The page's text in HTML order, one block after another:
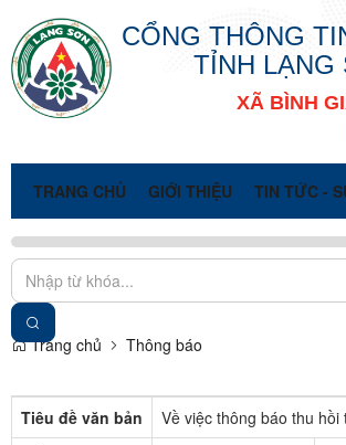
CỔNG THÔNG
TỈNH LẠNG
XÃ BÌNH
TRANG CHỦ GIỚI THIỆU TIN TỨC -
Trang chủ Thông báo
Tiêu đề văn bản
Về việc thông báo thu